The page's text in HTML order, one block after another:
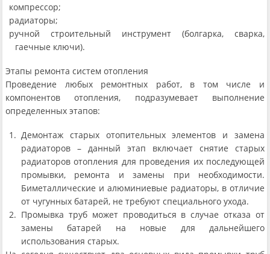
компрессор;
радиаторы;
ручной строительный инструмент (болгарка, сварка,
гаечные ключи).
Этапы ремонта систем отопления
Проведение любых ремонтных работ, в том числе и
компонентов отопления, подразумевает выполнение
определенных этапов:
Демонтаж старых отопительных элементов и замена
радиаторов – данный этап включает снятие старых
радиаторов отопления для проведения их последующей
промывки, ремонта и замены при необходимости.
Биметаллические и алюминиевые радиаторы, в отличие
от чугунных батарей, не требуют специального ухода.
Промывка труб может проводиться в случае отказа от
замены батарей на новые для дальнейшего
использования старых.